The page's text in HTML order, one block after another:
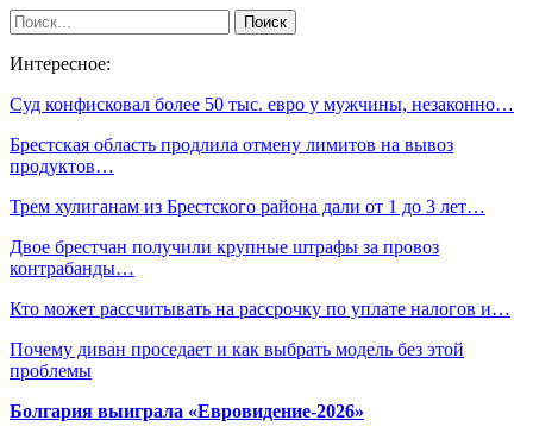
Интересное:
Суд конфисковал более 50 тыс. евро у мужчины, незаконно…
Брестская область продлила отмену лимитов на вывоз
продуктов…
Трем хулиганам из Брестского района дали от 1 до 3 лет…
Двое брестчан получили крупные штрафы за провоз
контрабанды…
Кто может рассчитывать на рассрочку по уплате налогов и…
Почему диван проседает и как выбрать модель без этой
проблемы
Болгария выиграла «Евровидение-2026»